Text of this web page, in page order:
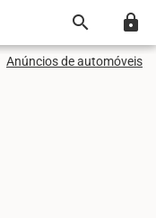
search lock
Anúncios de automóveis